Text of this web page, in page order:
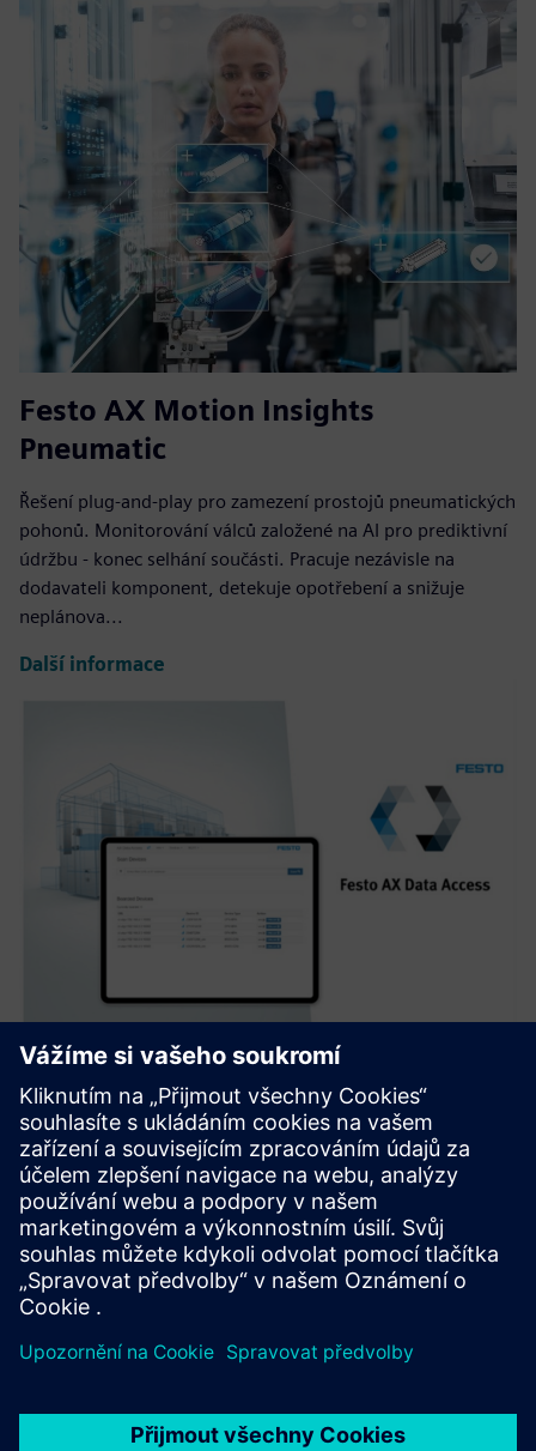
Festo AX Motion Insights
Pneumatic
Řešení plug-and-play pro zamezení prostojů pneumatických
pohonů. Monitorování válců založené na AI pro prediktivní
údržbu - konec selhání součásti. Pracuje nezávisle na
dodavateli komponent, detekuje opotřebení a snižuje
neplánova...
Další informace
Festo AX Data Access
Festo AX Data Access je IoT gateway software, který načítá
data z komponent Festo přes MQTT. Ideální pro
jednoduchá řešení založená na datech pro monitorování
energie nebo stavu.
Další informace